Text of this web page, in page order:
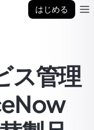
はじめる
ス管理